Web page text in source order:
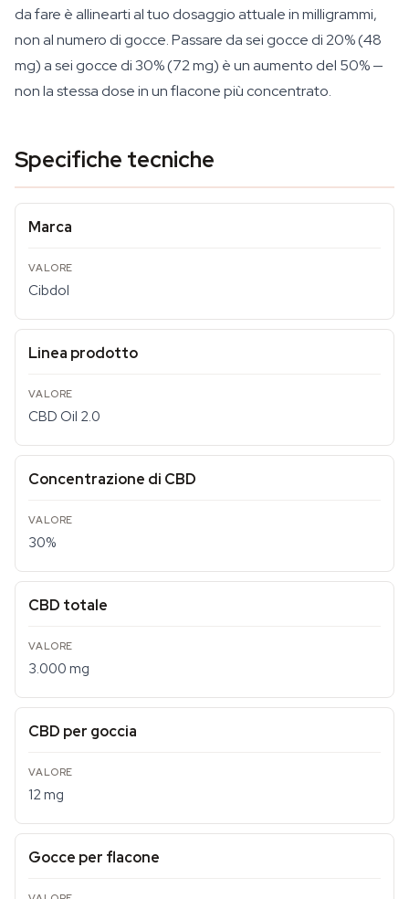
da fare è allinearti al tuo dosaggio attuale in milligrammi,
non al numero di gocce. Passare da sei gocce di 20% (48
mg) a sei gocce di 30% (72 mg) è un aumento del 50% —
non la stessa dose in un flacone più concentrato.
Specifiche tecniche
Marca
Cibdol
Linea prodotto
CBD Oil 2.0
Concentrazione di CBD
30%
CBD totale
3.000 mg
CBD per goccia
12 mg
Gocce per flacone